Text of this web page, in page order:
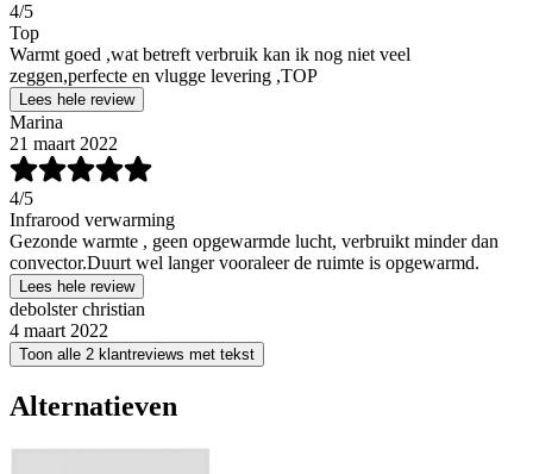
4/5
Top
Warmt goed ,wat betreft verbruik kan ik nog niet veel
zeggen,perfecte en vlugge levering ,TOP
Lees hele review
Marina
21 maart 2022
4/5
Infrarood verwarming
Gezonde warmte , geen opgewarmde lucht, verbruikt minder dan
convector.Duurt wel langer vooraleer de ruimte is opgewarmd.
Lees hele review
debolster christian
4 maart 2022
Toon alle 2 klantreviews met tekst
Alternatieven